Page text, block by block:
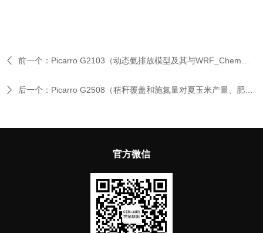
前一个： Picarro G2103（动态氨排放模型及其与WRF_Chem的在线耦合）
后一个： Picarro G2508（秸秆覆盖和施氮量对夏玉米产量、肥效和温室气体排放的影响）
官方微信